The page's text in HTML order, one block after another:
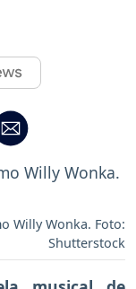
Willy Wonka. Foto:
Shutterstock